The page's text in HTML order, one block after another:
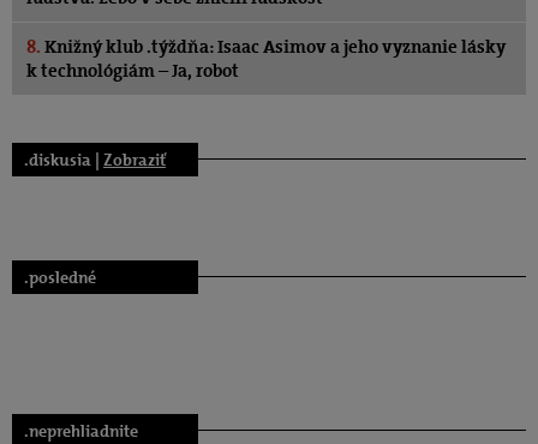
8. Knižný klub .týždňa: Isaac Asimov a jeho vyznanie lásky
k technológiám – Ja, robot
.diskusia | Zobraziť
.posledné
.neprehliadnite